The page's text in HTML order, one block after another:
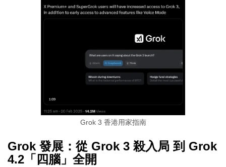
Grok 3 香港用家指南
Grok 發展：從 Grok 3 殺入局 到 Grok
4.2「四腦」全開